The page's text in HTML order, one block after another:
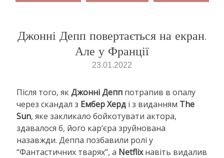
Джонні Депп повертається на екран.
Але у Франції
23.01.2022
Після того, якДжонні Депп потрапив в опалу
через скандал з Ембер Херд і з виданням The
Sun, яке закликало бойкотувати актора,
здавалося б, його кар’єра зруйнована
назавжди. Деппа позбавили ролі у
“Фантастичних тварях”, а Netflixнавіть видалив